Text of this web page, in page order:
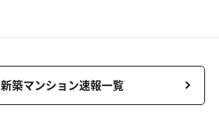
新築マンション速報一覧